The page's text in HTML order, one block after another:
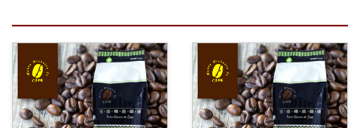
a
t
i
o
n